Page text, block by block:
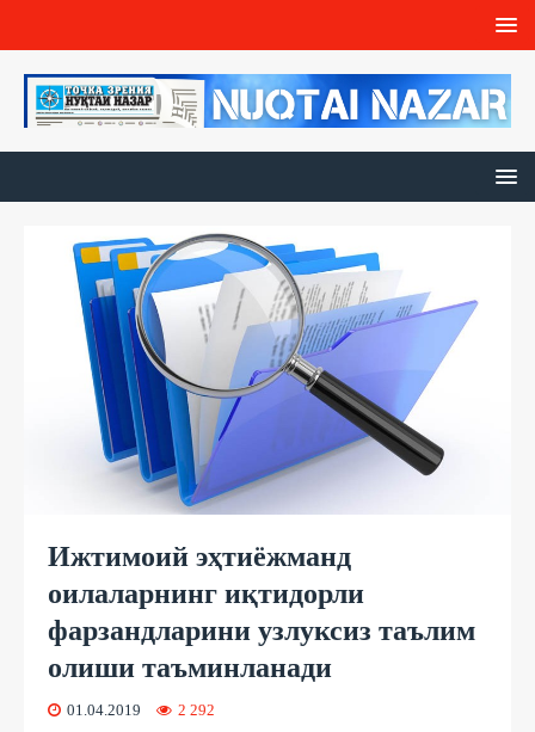
Ижтимоий эҳтиёжманд
оилаларнинг иқтидорли
фарзандларини узлуксиз таълим
олиши таъминланади
01.04.2019 2 292